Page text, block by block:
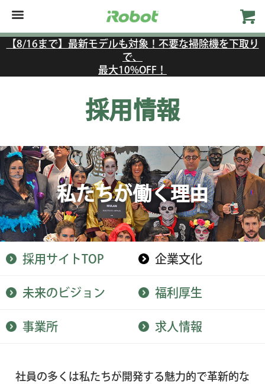
【8/16まで】最新モデルも対象！不要な掃除機を下取り
で、
最大10%OFF！
採用情報
私たちが働く理由
採用サイトTOP 企業文化
未来のビジョン 福利厚生
事業所 求人情報
社員の多くは私たちが開発する魅力的で革新的な